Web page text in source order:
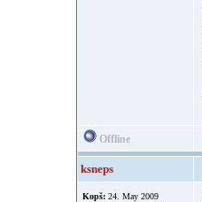
Offline
ksneps
Kopš: 24. May 2009